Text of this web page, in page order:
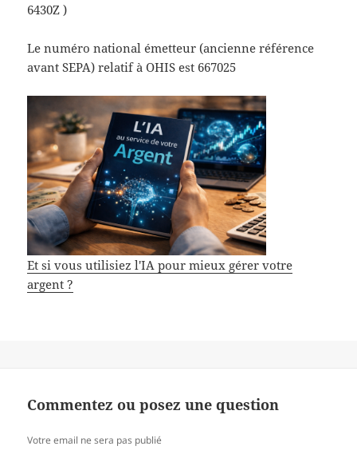
6430Z )
Le numéro national émetteur (ancienne référence
avant SEPA) relatif à OHIS est 667025
Et si vous utilisiez l'IA pour mieux gérer votre
argent ?
Commentez ou posez une question
Votre email ne sera pas publié